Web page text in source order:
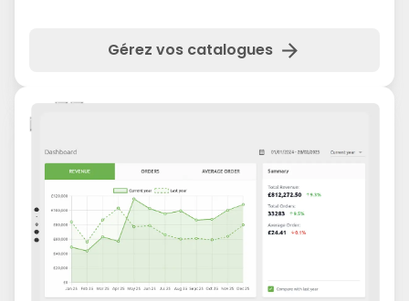
Gérez vos catalogues arrow_forward